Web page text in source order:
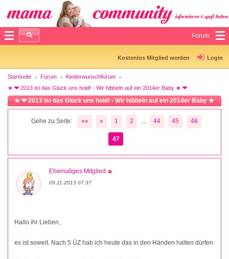
Forum
Kostenlos Mitglied werden Login
Startseite Forum
Kinderwunschforum
★ ❤ 2013 ist das Glück uns hold! - Wir hibbeln auf ein 2014er Baby ★ ❤
★ ❤ 2013 ist das Glück uns hold! - Wir hibbeln auf ein 2014er Baby ★
❤
Gehe zu Seite:
«« « 1 2 44 45 46
47
Ehemaliges Mitglied
09.11.2013 07:37
Hallo ihr Lieben,
es ist soweit. Nach 5 ÜZ hab ich heute das in den Händen halten dürfen